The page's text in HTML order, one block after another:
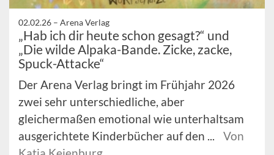
02.02.26 – Arena Verlag
„Hab ich dir heute schon gesagt?“ und
„Die wilde Alpaka-Bande. Zicke, zacke,
Spuck-Attacke“
Der Arena Verlag bringt im Frühjahr 2026
zwei sehr unterschiedliche, aber
gleichermaßen emotional wie unterhaltsam
ausgerichtete Kinderbücher auf den ...
Von